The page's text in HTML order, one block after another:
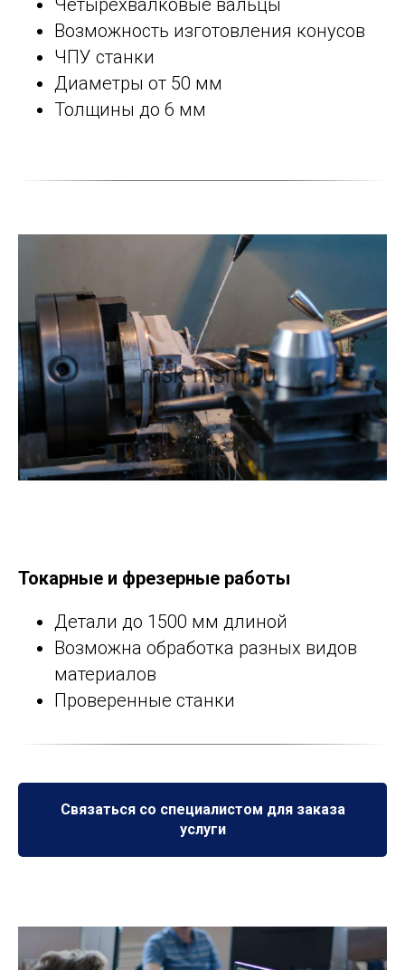
Четырёхвалковые вальцы
Возможность изготовления конусов
ЧПУ станки
Диаметры от 50 мм
Толщины до 6 мм
Токарные и фрезерные работы
Детали до 1500 мм длиной
Возможна обработка разных видов
материалов
Проверенные станки
Связаться со специалистом для заказа
услуги